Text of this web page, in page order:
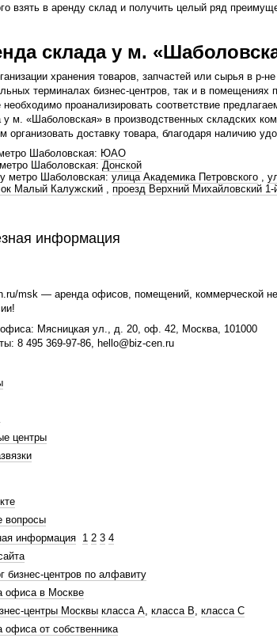
взять в аренду склад и получить целый ряд
склада у м.
хранения товаров, запчастей или сырья в
терминалах бизнес-центров, так и в
необходимо проанализировать соответствие
у м. «Шаболовская» в производственных складских
организовать доставку товара, благодаря наличию
Шаболовская: ЮАО
Шаболовская: Донской
метро Шаболовская: улица Академика Петровского ,
Малый Калужский , проезд Верхний Михайловский 1-
информация
msk — аренда офисов, помещений, коммерческой
Мясницкая ул., д. 20, оф. 42, Москва, 101000
8 495 369-97-86, hello@biz-cen.ru
центры
вопросы
информация
1 2 3 4
бизнес-центров по алфавиту
офиса в Москве
центры Москвы класса А, класса В, класса С
офиса от собственника